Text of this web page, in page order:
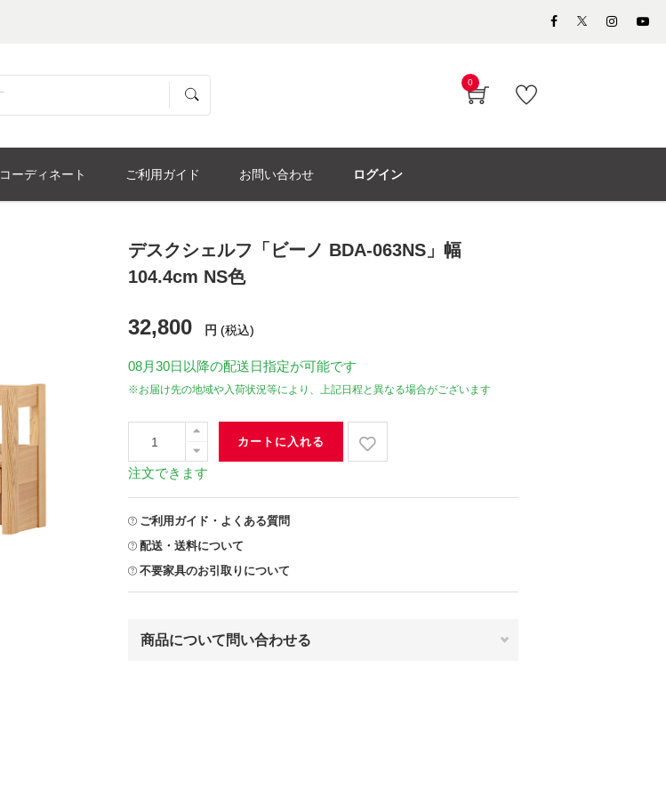
0
コーディネート ご利用ガイド お問い合わせ ログイン
デスクシェルフ「ビーノ BDA-063NS」幅
104.4cm NS色
32,800 円 (税込)
08月30日 以降の配送日指定が可能です
※お届け先の地域や入荷状況等により、上記日程と異なる場合がございます
カートに入れる
注文できます
ご利用ガイド・よくある質問
配送・送料について
不要家具のお引取りについて
商品について問い合わせる